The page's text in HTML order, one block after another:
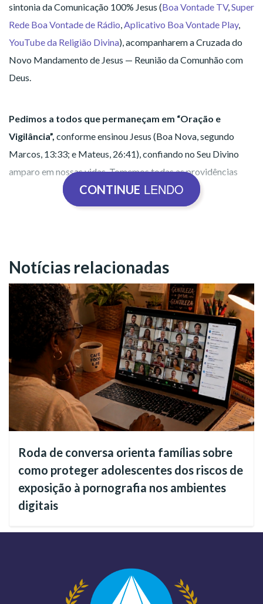
sintonia da Comunicação 100% Jesus (Boa Vontade TV,Super
Rede Boa Vontade de Rádio,Aplicativo Boa Vontade Play,
YouTube da Religião Divina), acompanharem a Cruzada do
Novo Mandamento de Jesus — Reunião da Comunhão com
Deus.
Pedimos a todos que permaneçam em “Oração e
Vigilância”, conforme ensinou Jesus (Boa Nova, segundo
Marcos, 13:33; e Mateus, 26:41), confiando no Seu Divino
amparo em nossas vidas. Tomemos todas as providências
necessárias para garantir a proteção espiritual e material das
famílias. Unimos nossas preces às forças da solidariedade,
climáticas para que encontrem a força necessária para
reconstruir suas vidas, fortalecidos pelo Amor e pela
Esperança.
Reprodução BV
Divina pelo WhatsApp da região: (11) 94139-3182.
CONTINUE LENDO
Notícias relacionadas
Roda de conversa orienta famílias sobre
como proteger adolescentes dos riscos de
exposição à pornografia nos ambientes
digitais